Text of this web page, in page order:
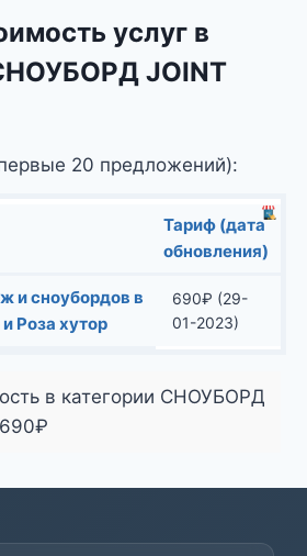
услуг в
JOINT
20 предложений):
Тариф (дата
обновления)
и сноубордов в
Роза хутор
690₽ (29-
01-2023)
в категории СНОУБОРД
690₽